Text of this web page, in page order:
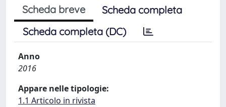
Scheda breve
Scheda completa
Scheda completa (DC)
Anno
2016
Appare nelle tipologie:
1.1 Articolo in rivista